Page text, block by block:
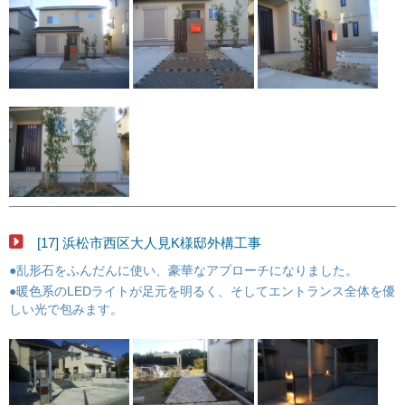
[17] 浜松市西区大人見K様邸外構工事
●乱形石をふんだんに使い、豪華なアプローチになりました。
●暖色系のLEDライトが足元を明るく、そしてエントランス全体を優
しい光で包みます。